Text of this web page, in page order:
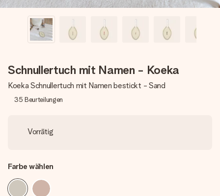
Schnullertuch mit Namen - Koeka
Koeka Schnullertuch mit Namen bestickt - Sand
35 Beurteilungen
Vorrätig
Farbe wählen